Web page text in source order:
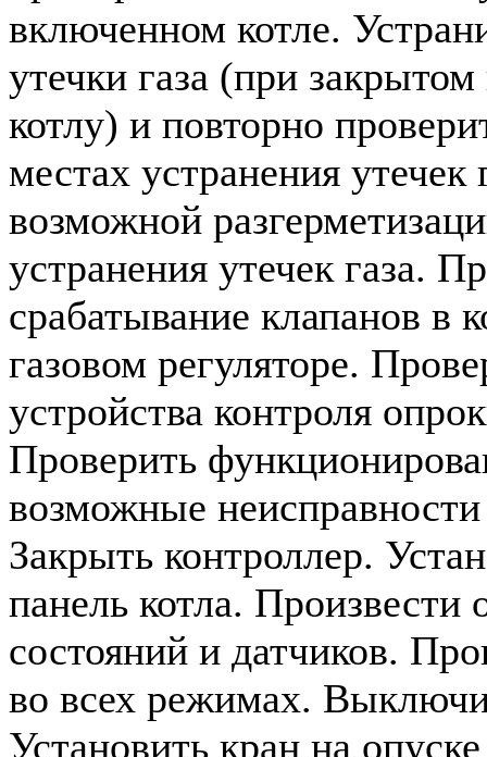
включенном котле.
утечки газа (при
котлу) и повторно
местах устранения утечек
возможной
устранения утечек газа.
срабатывание клапанов в
газовом регуляторе.
устройства контроля
Проверить
возможные
Закрыть контроллер.
панель котла. Произвести
состояний и датчиков.
во всех режимах.
Установить кран на